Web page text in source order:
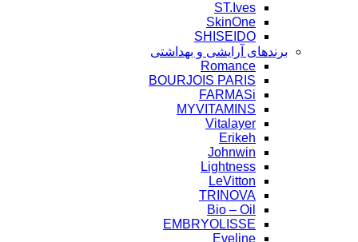
ST.Ives
SkinOne
SHISEIDO
برندهای آرایشی و بهداشتی
Romance
BOURJOIS PARIS
FARMASi
MYVITAMINS
Vitalayer
Erikeh
Johnwin
Lightness
LeVitton
TRINOVA
Bio – Oil
EMBRYOLISSE
Eveline